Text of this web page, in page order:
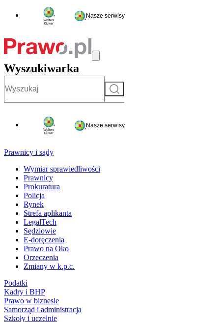
Nasze serwisy
Wyszukiwarka
Szukaj
Nasze serwisy
Prawnicy i sądy
Wymiar sprawiedliwości
Prawnicy
Prokuratura
Policja
Rynek
Strefa aplikanta
LegalTech
Sędziowie
E-doręczenia
Prawo na Oko
Orzeczenia
Zmiany w k.p.c.
Podatki
Kadry i BHP
Prawo w biznesie
Samorząd i administracja
Szkoły i uczelnie